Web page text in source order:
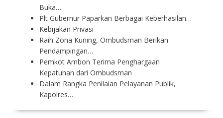
Buka…
Plt Gubernur Paparkan Berbagai Keberhasilan…
Kebijakan Privasi
Raih Zona Kuning, Ombudsman Berikan
Pendampingan…
Pemkot Ambon Terima Penghargaan
Kepatuhan dari Ombudsman
Dalam Rangka Penilaian Pelayanan Publik,
Kapolres…